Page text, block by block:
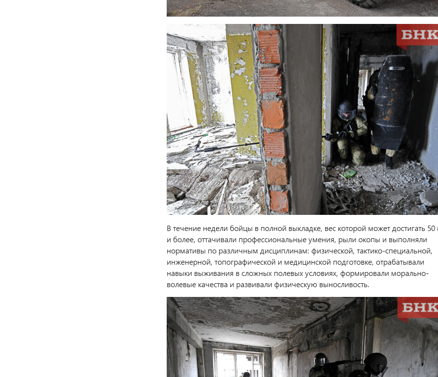
В течение недели бойцы в полной выкладке, вес которой может достигать 50
и более, оттачивали профессиональные умения, рыли окопы и выполняли
нормативы по различным дисциплинам: физической, тактико-специальной,
инженерной, топографической и медицинской подготовке, отрабатывали
навыки выживания в сложных полевых условиях, формировали морально-
волевые качества и развивали физическую выносливость.